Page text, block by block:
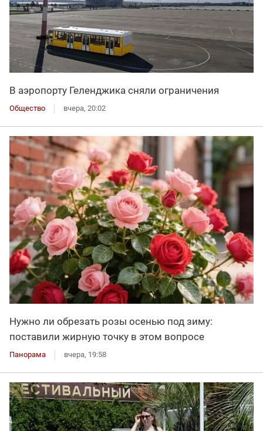
В аэропорту Геленджика сняли ограничения
Общество вчера, 20:02
Нужно ли обрезать розы осенью под зиму:
поставили жирную точку в этом вопросе
Панорама вчера, 19:58